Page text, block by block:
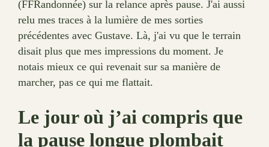
(FFRandonnée) sur la relance après pause. J'ai aussi
relu mes traces à la lumière de mes sorties
précédentes avec Gustave. Là, j'ai vu que le terrain
disait plus que mes impressions du moment. Je
notais mieux ce qui revenait sur sa manière de
marcher, pas ce qui me flattait.
Le jour où j’ai compris que
la pause longue plombait